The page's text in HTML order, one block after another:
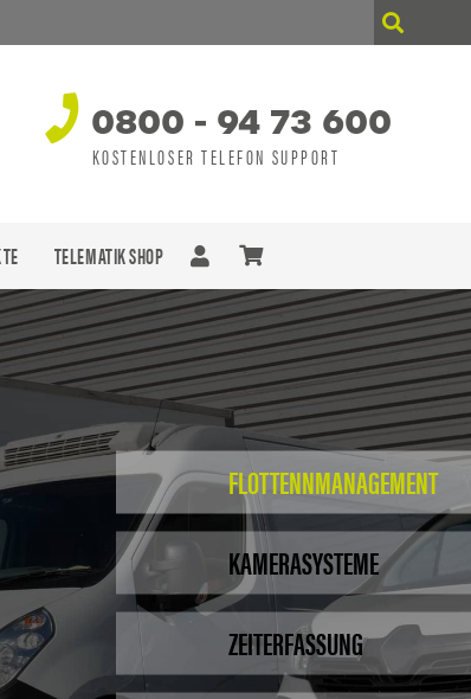
0800 - 94 73 600
KOSTENLOSER TELEFON SUPPORT
TELEMATIK SHOP
FLOTTENNMANAGEMENT
KAMERASYSTEME
ZEITERFASSUNG